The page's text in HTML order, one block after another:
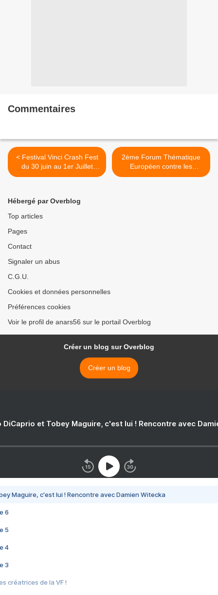
Commentaires
< Festival Vinci Crash Fest
du 30 juin au 1er Juillet
2012, contre l'aéroport de
2ème Forum Thématique
Européen contre les
Grands Projets Inutiles
Hébergé par Overblog
Top articles
Pages
Contact
Signaler un abus
C.G.U.
Cookies et données personnelles
Préférences cookies
Voir le profil de anars56 sur le portail Overblog
Créer un blog sur Overblog
Créer un blog
DiCaprio et Tobey Maguire, c'est lui ! Rencontre avec
Maguire, c'est lui ! Rencontre avec Damien Witecka
6
5
4
3
créatrices de la VF !